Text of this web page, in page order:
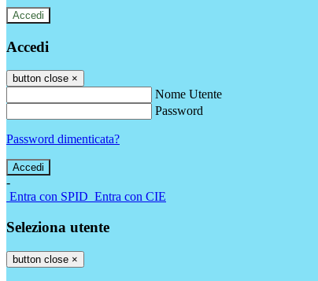
Accedi
Accedi
button close ×
Nome Utente
Password
Password dimenticata?
-
Entra con SPID Entra con CIE
Seleziona utente
button close ×